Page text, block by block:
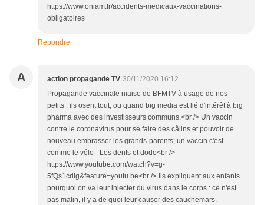
https://www.oniam.fr/accidents-medicaux-vaccinations-
obligatoires
Répondre
A action propagande TV 30/11/2020 16:12
Propagande vaccinale niaise de BFMTV à usage de nos
petits : ils osent tout, ou quand big media est lié d'intérêt à big
pharma avec des investisseurs communs.<br /> Un vaccin
contre le coronavirus pour se faire des câlins et pouvoir de
nouveau embrasser les grands-parents; un vaccin c'est
comme le vélo - Les dents et dodo<br />
https://www.youtube.com/watch?v=g-
5fQs1cdlg&feature=youtu.be<br /> Ils expliquent aux enfants
pourquoi on va leur injecter du virus dans le corps : ce n'est
pas malin, il y a de quoi leur causer des cauchemars.